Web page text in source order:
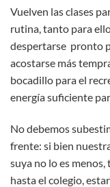
Vuelven las clases
rutina, tanto para
despertarse pronto
acostarse más
bocadillo para el
energía suficiente
No debemos
frente: si bien
suya no lo es
hasta el colegio,